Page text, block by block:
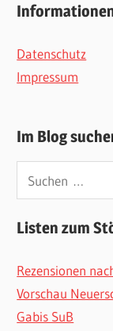
Datenschutz
Impressum
Im Blog
nach:
Listen zum
Rezensionen
Vorschau
Gabis SuB